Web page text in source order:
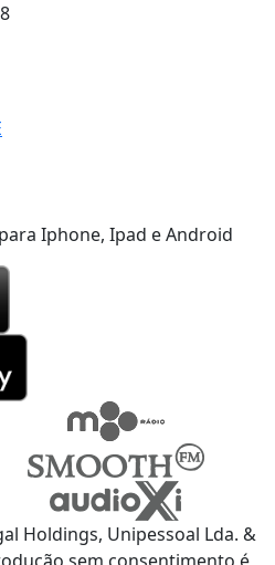
Iphone, Ipad e Android
Holdings, Unipessoal Lda. &